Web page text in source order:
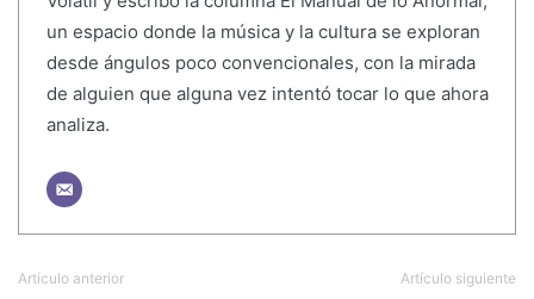
un espacio donde la música y la cultura se exploran
desde ángulos poco convencionales, con la mirada
de alguien que alguna vez intentó tocar lo que ahora
analiza.
Artículo anterior Artículo siguiente